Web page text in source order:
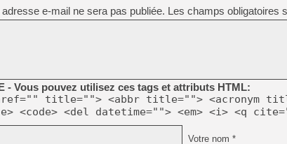
adresse e-mail ne sera pas publiée. Les champs obligatoires
- Vous pouvez utilisez ces tags et attributs HTML:
title=""> <abbr title=""> <acronym
<code> <del datetime=""> <em> <i> <q
Votre nom *